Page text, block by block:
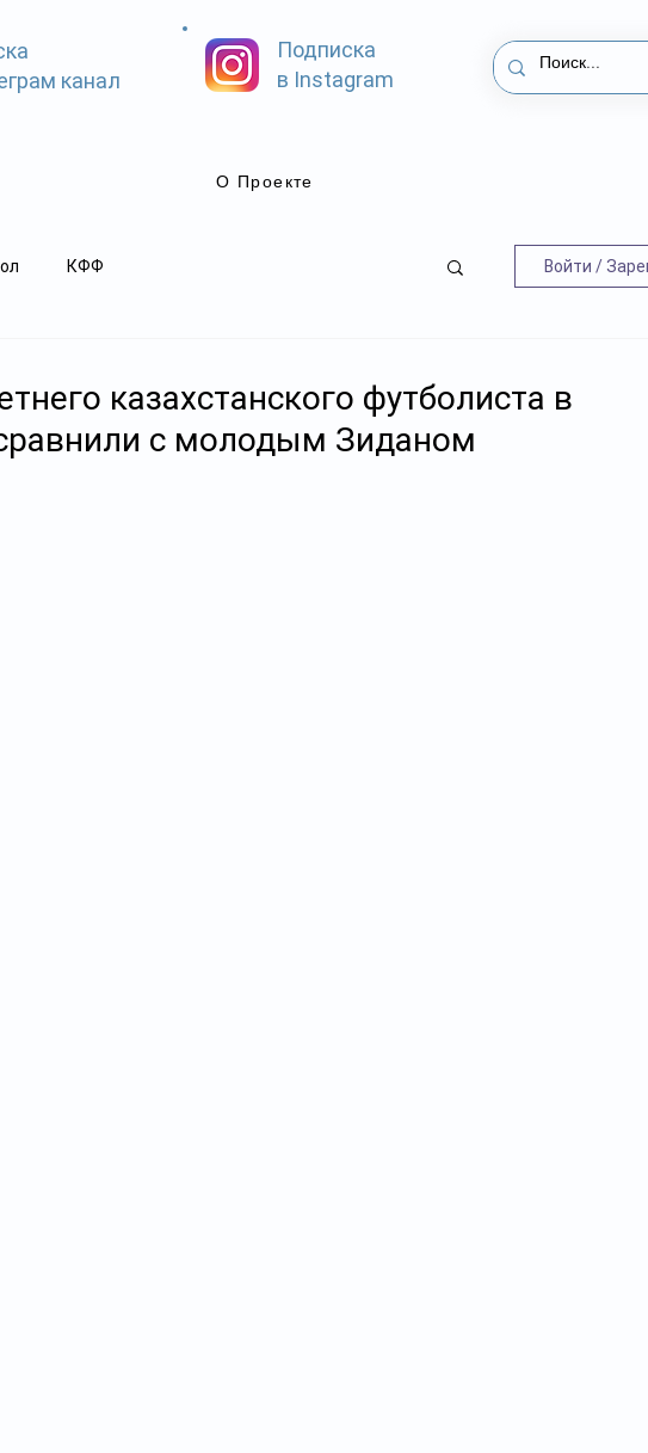
канал
Подписка
в Instagram
О Проекте
КФФ Войти /
казахстанского футболиста в
с молодым Зиданом